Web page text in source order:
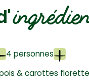
4 personnes
& carottes